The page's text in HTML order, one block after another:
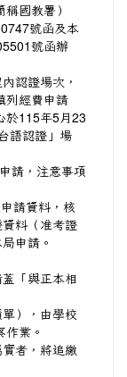
國教署）
號函及本
號函辦
認證場次，
列經費申請
於115年5月23
語認證」場
請，注意事項
請資料，核
料（准考證
申請。
「與正本相
），由學校
業。
者，將追繳